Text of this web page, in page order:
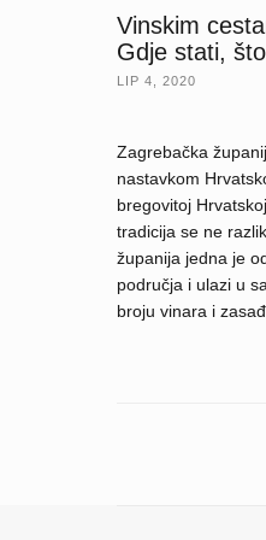
Vinskim
Gdje stati,
LIP 4, 2020
Zagrebačka
nastavkom
bregovitoj
tradicija se ne
županija jedna je
područja i ulazi u
broju vinara i